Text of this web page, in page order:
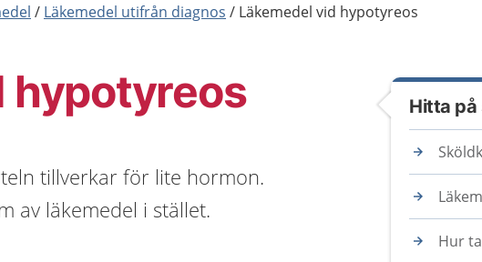
Läkemedel utifrån diagnos Läkemedel vid hypotyreos
hypotyreos
tillverkar för lite hormon.
av läkemedel i stället.
Hitta på
Hur